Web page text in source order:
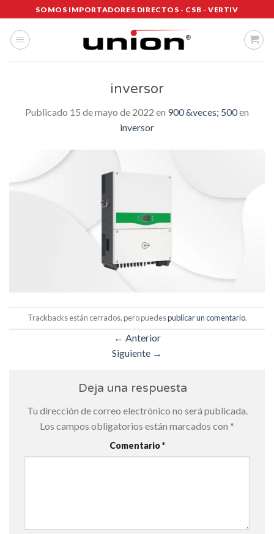
al
contenido
SOMOS IMPORTADORES DIRECTOS - CSB - VERTIV
inversor
Publicado 15 de mayo de 2022 en 900 &veces; 500en
inversor
Trackbacks están cerrados, pero puedespublicar un comentario.
← Anterior
Siguiente →
Deja una respuesta
Tu dirección de correo electrónico no será publicada.
Los campos obligatorios están marcados con *
Comentario*